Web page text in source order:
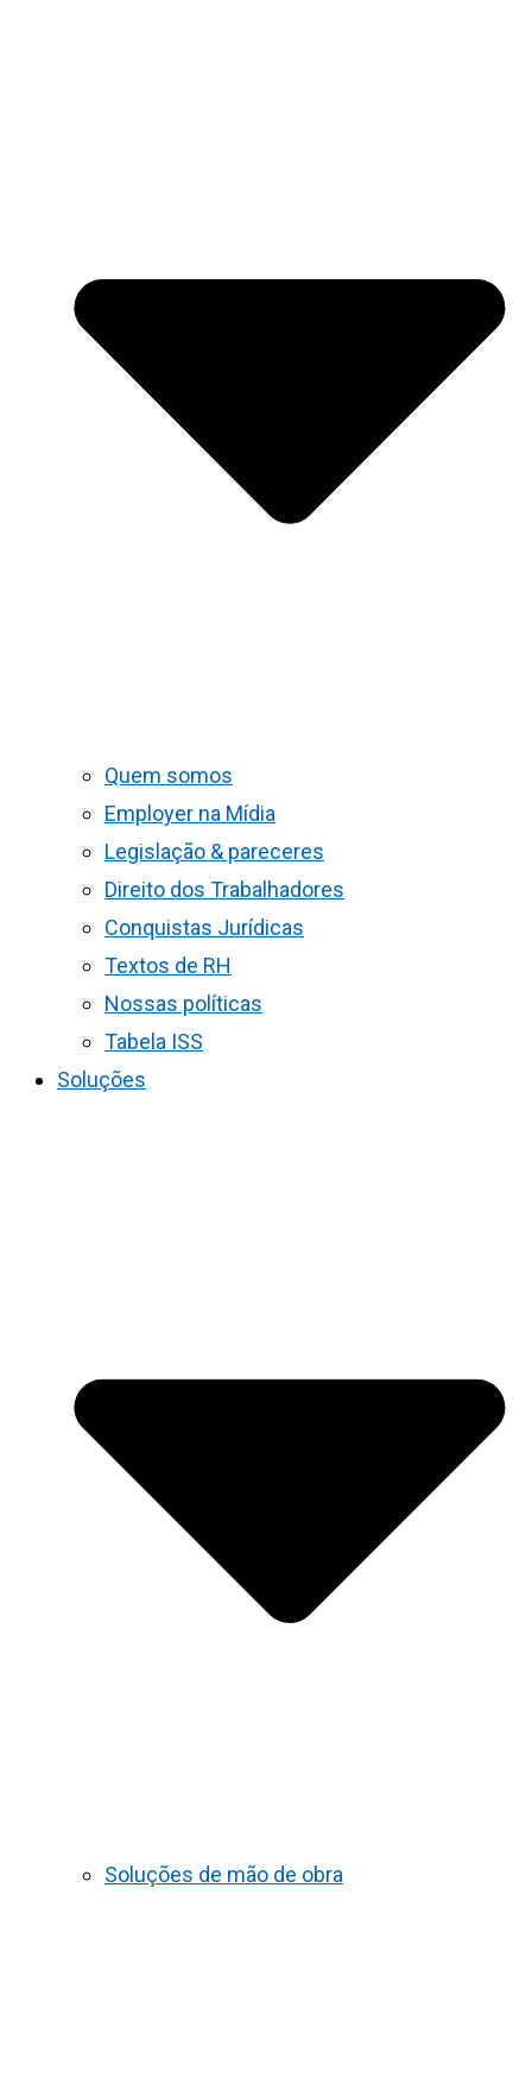
Quem somos
Employer na Mídia
Legislação & pareceres
Direito dos Trabalhadores
Conquistas Jurídicas
Textos de RH
Nossas políticas
Tabela ISS
Soluções
Soluções de mão de obra